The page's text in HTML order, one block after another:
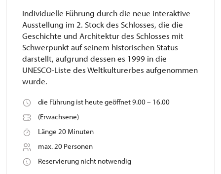
Individuelle Führung durch die neue interaktive
Ausstellung im 2. Stock des Schlosses, die die
Geschichte und Architektur des Schlosses mit
Schwerpunkt auf seinem historischen Status
darstellt, aufgrund dessen es 1999 in die
UNESCO-Liste des Weltkulturerbes aufgenommen
wurde.
die Führung ist heute geöffnet 9.00 – 16.00
(Erwachsene)
Länge 20 Minuten
max. 20 Personen
Reservierung nicht notwendig